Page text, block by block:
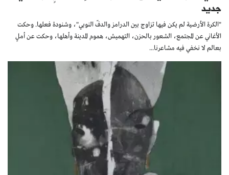
جديد
"الكرة الأرضية لم يكن فيها تزاوج بين الدرامز والدفّ النوبي"، وشنودة فعلها. وحكت
الأغاني عن المجتمع، الشعور بالحزن، التهميش، هموم المدينة وأهلها، وحكت عن أملٍ
بعالم لا نخفي فيه مشاعرنا...